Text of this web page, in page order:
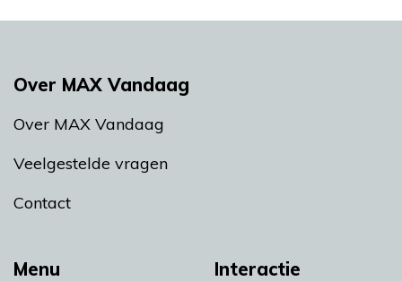
Menu Interactie
Over MAX Vandaag
Over MAX Vandaag
Veelgestelde vragen
Contact